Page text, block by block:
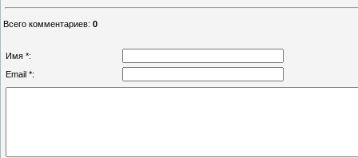
Всего комментариев: 0
Имя *:
Email *: